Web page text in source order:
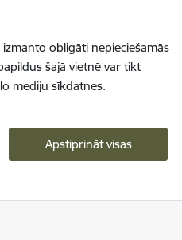
obligāti nepieciešamās
šajā vietnē var tikt
mediju sīkdatnes.
Apstiprināt visas